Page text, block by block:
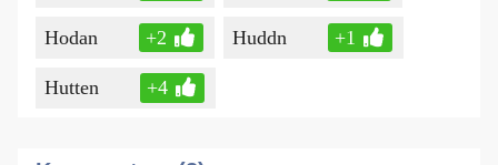
Hodan +2 Huddn +1
Hutten +4